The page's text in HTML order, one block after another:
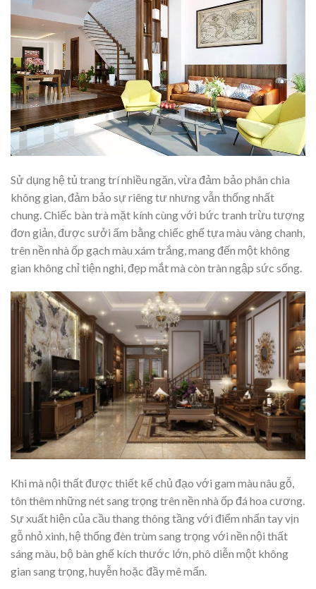
Sử dụng hệ tủ trang trí nhiều ngăn, vừa đảm bảo phân chia
không gian, đảm bảo sự riêng tư nhưng vẫn thống nhất
chung. Chiếc bàn trà mặt kính cùng với bức tranh trừu tượng
đơn giản, được sưởi ấm bằng chiếc ghế tựa màu vàng chanh,
trên nền nhà ốp gạch màu xám trắng, mang đến một không
gian không chỉ tiện nghi, đẹp mắt mà còn tràn ngập sức sống.
Khi mà nội thất được thiết kế chủ đạo với gam màu nâu gỗ,
tôn thêm những nét sang trọng trên nền nhà ốp đá hoa cương.
Sự xuất hiện của cầu thang thông tầng với điểm nhấn tay vịn
gỗ nhỏ xinh, hệ thống đèn trùm sang trọng với nền nội thất
sáng màu, bộ bàn ghế kích thước lớn, phô diễn một không
gian sang trọng, huyễn hoặc đầy mê mẩn.